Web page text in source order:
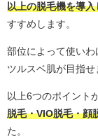
以上の脱毛機を導
すすめします。
部位によって使い
ツルスベ肌が目指せ
以上6つのポイント
脱毛・VIO脱毛・顔
た。